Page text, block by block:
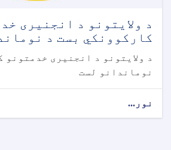
د ولایتونو د انجنیری
کارکوونکي بست د
د ولایتونو د انجنیری خدمتونو
نوماندانو لست
نور...